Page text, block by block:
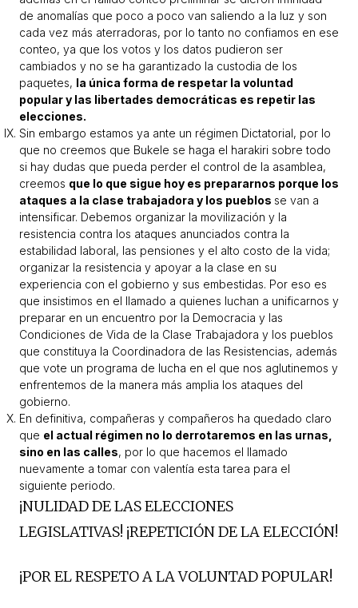
de anomalías que poco a poco van saliendo a la luz y son
cada vez más aterradoras, por lo tanto no confiamos en ese
conteo, ya que los votos y los datos pudieron ser
cambiados y no se ha garantizado la custodia de los
paquetes, la única forma de respetar la voluntad
popular y las libertades democráticas es repetir las
elecciones.
Sin embargo estamos ya ante un régimen Dictatorial, por lo
que no creemos que Bukele se haga el harakiri sobre todo
si hay dudas que pueda perder el control de la asamblea,
creemos que lo que sigue hoy es prepararnos porque los
ataques a la clase trabajadora y los pueblos se van a
intensificar. Debemos organizar la movilización y la
resistencia contra los ataques anunciados contra la
estabilidad laboral, las pensiones y el alto costo de la vida;
organizar la resistencia y apoyar a la clase en su
experiencia con el gobierno y sus embestidas. Por eso es
que insistimos en el llamado a quienes luchan a unificarnos y
preparar en un encuentro por la Democracia y las
Condiciones de Vida de la Clase Trabajadora y los pueblos
que constituya la Coordinadora de las Resistencias, además
que vote un programa de lucha en el que nos aglutinemos y
enfrentemos de la manera más amplia los ataques del
gobierno.
En definitiva, compañeras y compañeros ha quedado claro
que el actual régimen no lo derrotaremos en las urnas,
sino en las calles, por lo que hacemos el llamado
nuevamente a tomar con valentía esta tarea para el
siguiente periodo.
¡NULIDAD DE LAS ELECCIONES
LEGISLATIVAS! ¡REPETICIÓN DE LA ELECCIÓN!
¡POR EL RESPETO A LA VOLUNTAD POPULAR!